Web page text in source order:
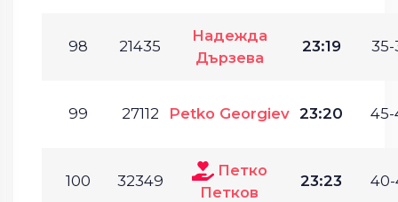
98 21435
Надежда
Дързева
23:19 35-
99 27112 Petko Georgiev 23:20 45-
100 32349
Петко
Петков
23:23 40-